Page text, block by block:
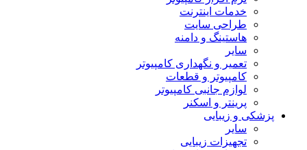
خدمات اینترنت
طراحی سایت
هاستینگ و دامنه
سایر
تعمیر و نگهداری کامپیوتر
کامپیوتر و قطعات
لوازم جانبی کامپیوتر
پرینتر و اسکنر
پزشکی و زیبایی
سایر
تجهیزات زیبایی